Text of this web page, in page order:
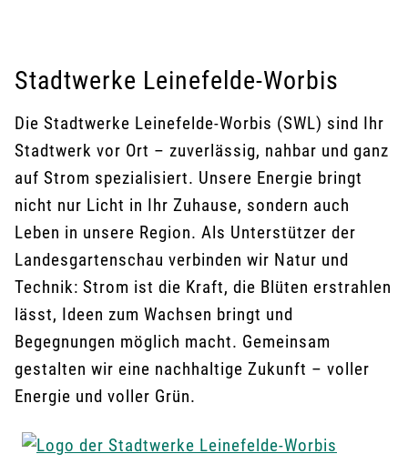
Stadtwerke Leinefelde-Worbis
Die Stadtwerke Leinefelde-Worbis (SWL) sind Ihr
Stadtwerk vor Ort – zuverlässig, nahbar und ganz
auf Strom spezialisiert. Unsere Energie bringt
nicht nur Licht in Ihr Zuhause, sondern auch
Leben in unsere Region. Als Unterstützer der
Landesgartenschau verbinden wir Natur und
Technik: Strom ist die Kraft, die Blüten erstrahlen
lässt, Ideen zum Wachsen bringt und
Begegnungen möglich macht. Gemeinsam
gestalten wir eine nachhaltige Zukunft – voller
Energie und voller Grün.